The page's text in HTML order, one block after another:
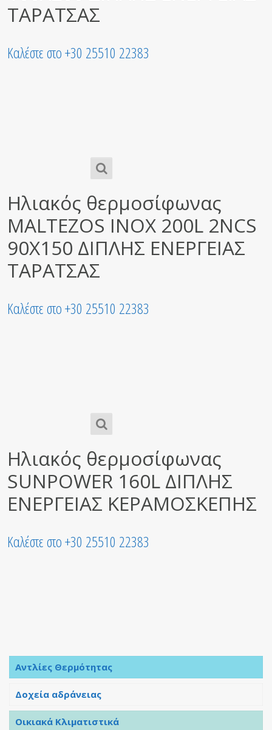
ΤΑΡΑΤΣΑΣ
Καλέστε στο +30 25510 22383
Ηλιακός θερμοσίφωνας
MALTEZOS INOX 200L 2NCS
90X150 ΔΙΠΛΗΣ ΕΝΕΡΓΕΙΑΣ
ΤΑΡΑΤΣΑΣ
Καλέστε στο +30 25510 22383
Ηλιακός θερμοσίφωνας
SUNPOWER 160L ΔΙΠΛΗΣ
ΕΝΕΡΓΕΙΑΣ ΚΕΡΑΜΟΣΚΕΠΗΣ
Καλέστε στο +30 25510 22383
Αντλίες Θερμότητας
Δοχεία αδράνειας
Οικιακά Κλιματιστικά